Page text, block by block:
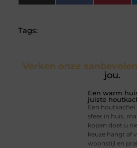
(Twitter)
Tags:
Verken onze aanbevolen
jou.
Een warm
juiste
Een
sfeer in huis,
kopen doet u
keuze hangt af
woonstijl en